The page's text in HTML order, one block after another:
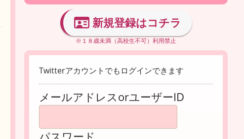
新規登録はコチラ
※１８歳未満（高校生不可）利用禁止
Twitterアカウントでもログインできます
メールアドレスorユーザーID
パスワード